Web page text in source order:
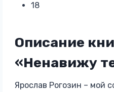
18
Описание
«Ненавижу
Ярослав Рогозин – мой